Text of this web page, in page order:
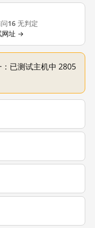
16 无判定
网址 →
已测试主机中 2805